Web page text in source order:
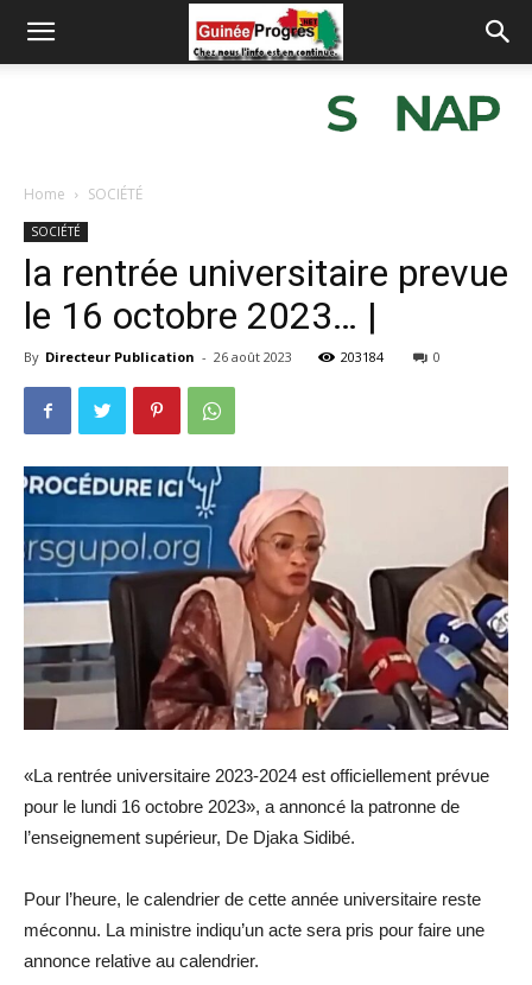
Home SOCIÉTÉ
SOCIÉTÉ
la rentrée universitaire prevue
le 16 octobre 2023… |
By Directeur Publication - 26 août 2023 203184 0
«La rentrée universitaire 2023-2024 est officiellement prévue
pour le lundi 16 octobre 2023», a annoncé la patronne de
l’enseignement supérieur, De Djaka Sidibé.
Pour l’heure, le calendrier de cette année universitaire reste
méconnu. La ministre indiqu’un acte sera pris pour faire une
annonce relative au calendrier.